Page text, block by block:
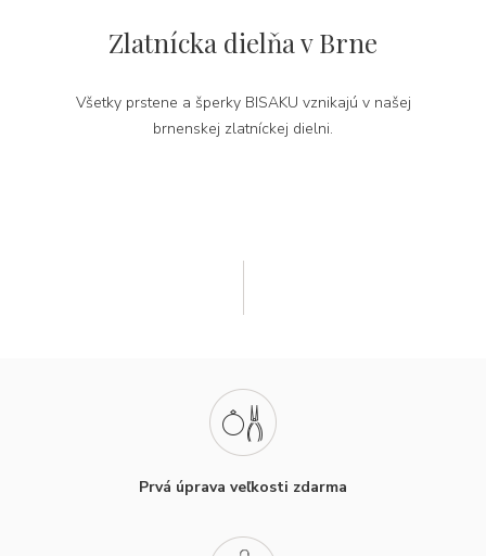
Zlatnícka dielňa v Brne
Všetky prstene a šperky BISAKU vznikajú v našej
brnenskej zlatníckej dielni.
Prvá úprava veľkosti zdarma